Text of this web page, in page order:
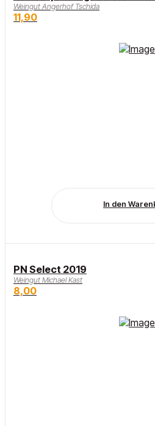
Weingut Angerhof Tschida
11,90
In den
PN Select 2019
Weingut Michael Kast
8,00